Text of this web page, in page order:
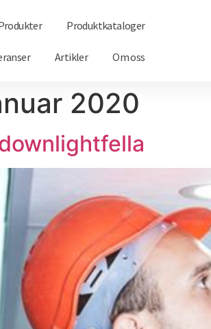
Produktkataloger
Artikler Om oss
2020